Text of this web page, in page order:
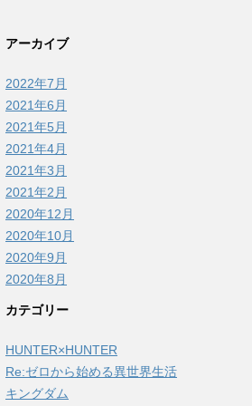
アーカイブ
2022年7月
2021年6月
2021年5月
2021年4月
2021年3月
2021年2月
2020年12月
2020年10月
2020年9月
2020年8月
カテゴリー
HUNTER×HUNTER
Re:ゼロから始める異世界生活
キングダム